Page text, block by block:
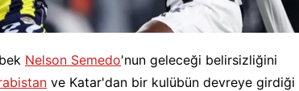
Nelson Semedo'nun geleceği belirsizliğini
ve Katar'dan bir kulübün devreye girdiği